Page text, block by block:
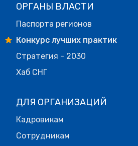
ОРГАНЫ ВЛАСТИ
Паспорта регионов
Конкурс лучших практик
Стратегия - 2030
Хаб СНГ
ДЛЯ ОРГАНИЗАЦИЙ
Кадровикам
Сотрудникам